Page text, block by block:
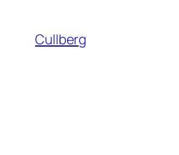
innehåll
Cullberg